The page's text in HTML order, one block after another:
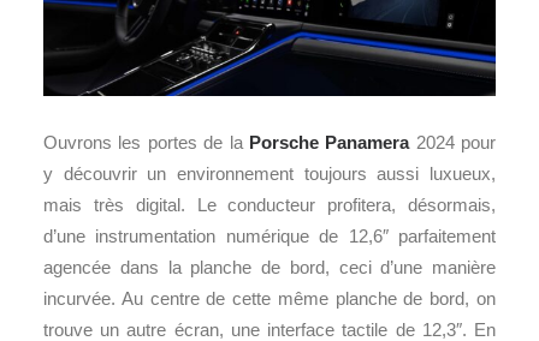
Ouvrons les portes de la Porsche Panamera2024 pour
y découvrir un environnement toujours aussi luxueux,
mais très digital. Le conducteur profitera, désormais,
d’une instrumentation numérique de 12,6″ parfaitement
agencée dans la planche de bord, ceci d’une manière
incurvée. Au centre de cette même planche de bord, on
trouve un autre écran, une interface tactile de 12,3″. En